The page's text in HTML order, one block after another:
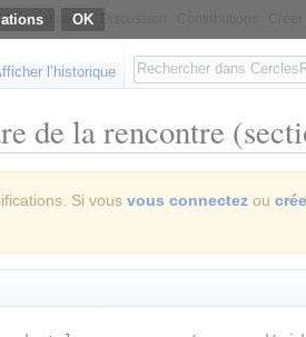
de la rencontre
Si vous vous connectez ou
Non connecté
l’historique
Rechercher